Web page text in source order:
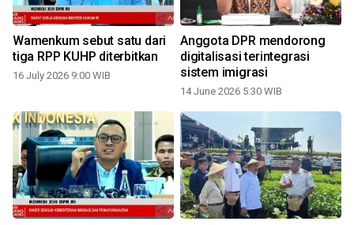
Wamenkum sebut satu dari
tiga RPP KUHP diterbitkan
16 July 2026 9:00 WIB
Anggota DPR mendorong
digitalisasi terintegrasi
sistem imigrasi
14 June 2026 5:30 WIB